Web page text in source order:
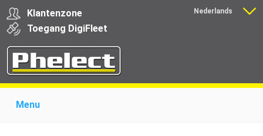
Klantenzone
Toegang DigiFleet
Nederlands
Menu